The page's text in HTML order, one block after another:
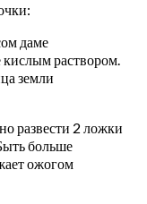
даме
кислым раствором.
земли
развести 2 ложки
больше
ожогом